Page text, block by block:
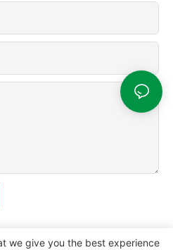
we give you the best experience